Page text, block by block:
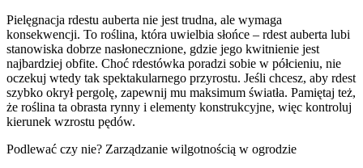
Pielęgnacja rdestu auberta nie jest trudna, ale wymaga
konsekwencji. To roślina, która uwielbia słońce – rdest auberta lubi
stanowiska dobrze nasłonecznione, gdzie jego kwitnienie jest
najbardziej obfite. Choć rdestówka poradzi sobie w półcieniu, nie
oczekuj wtedy tak spektakularnego przyrostu. Jeśli chcesz, aby rdest
szybko okrył pergolę, zapewnij mu maksimum światła. Pamiętaj też,
że roślina ta obrasta rynny i elementy konstrukcyjne, więc kontroluj
kierunek wzrostu pędów.
Podlewać czy nie? Zarządzanie wilgotnością w ogrodzie